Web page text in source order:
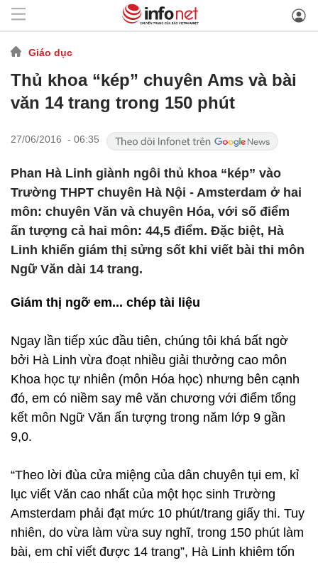
Giáo dục
Thủ khoa “kép” chuyên Ams và bài
văn 14 trang trong 150 phút
27/06/2016 - 06:35
Phan Hà Linh giành ngôi thủ khoa “kép” vào
Trường THPT chuyên Hà Nội - Amsterdam ở hai
môn: chuyên Văn và chuyên Hóa, với số điểm
ấn tượng cả hai môn: 44,5 điểm. Đặc biệt, Hà
Linh khiến giám thị sửng sốt khi viết bài thi môn
Ngữ Văn dài 14 trang.
Giám thị ngỡ em... chép tài liệu
Ngay lần tiếp xúc đầu tiên, chúng tôi khá bất ngờ
bởi Hà Linh vừa đoạt nhiều giải thưởng cao môn
Khoa học tự nhiên (môn Hóa học) nhưng bên cạnh
đó, em có niềm say mê văn chương với điểm tổng
kết môn Ngữ Văn ấn tượng trong năm lớp 9 gần
9,0.
“Theo lời đùa cửa miệng của dân chuyên tụi em, kỉ
lục viết Văn cao nhất của một học sinh Trường
Amsterdam phải đạt mức 10 phút/trang giấy thi. Tuy
nhiên, do vừa làm vừa suy nghĩ, trong 150 phút làm
bài, em chỉ viết được 14 trang”, Hà Linh khiêm tốn